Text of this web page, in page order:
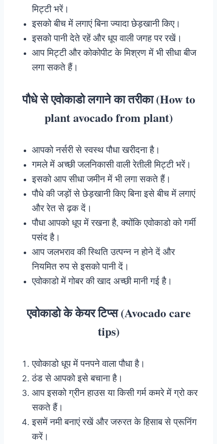
मिट्टी भरें।
इसको बीच में लगाएं बिना ज्यादा छेड़खानी किए।
इसको पानी देते रहें और धूप वाली जगह पर रखें।
आप मिट्टी और कोकोपीट के मिश्रण में भी सीधा बीज
लगा सकते हैं।
पौधे से एवोकाडो लगाने का तरीका (How to
plant avocado from plant)
आपको नर्सरी से स्वस्थ पौधा खरीदना है।
गमले में अच्छी जलनिकासी वाली रेतीली मिट्टी भरें।
इसको आप सीधा जमीन में भी लगा सकते हैं।
पौधे की जड़ों से छेड़खानी किए बिना इसे बीच में लगाएं
और रेत से ढ़क दें।
पौधा आपको धूप में रखना है, क्योंकि एवोकाडो को गर्मी
पसंद है।
आप जलभराव की स्थिति उत्पन्न न होने दें और
नियमित रुप से इसको पानी दें।
एवोकाडो में गोबर की खाद अच्छी मानी गई है।
एवोकाडो के केयर टिप्स (Avocado care
tips)
एवोकाडो धूप में पनपने वाला पौधा है।
ठंड से आपको इसे बचाना है।
आप इसको ग्रीन हाउस या किसी गर्म कमरे में ग्रो कर
सकते हैं।
इसमें नमी बनाएं रखें और जरुरत के हिसाब से प्रूनिंग
करें।